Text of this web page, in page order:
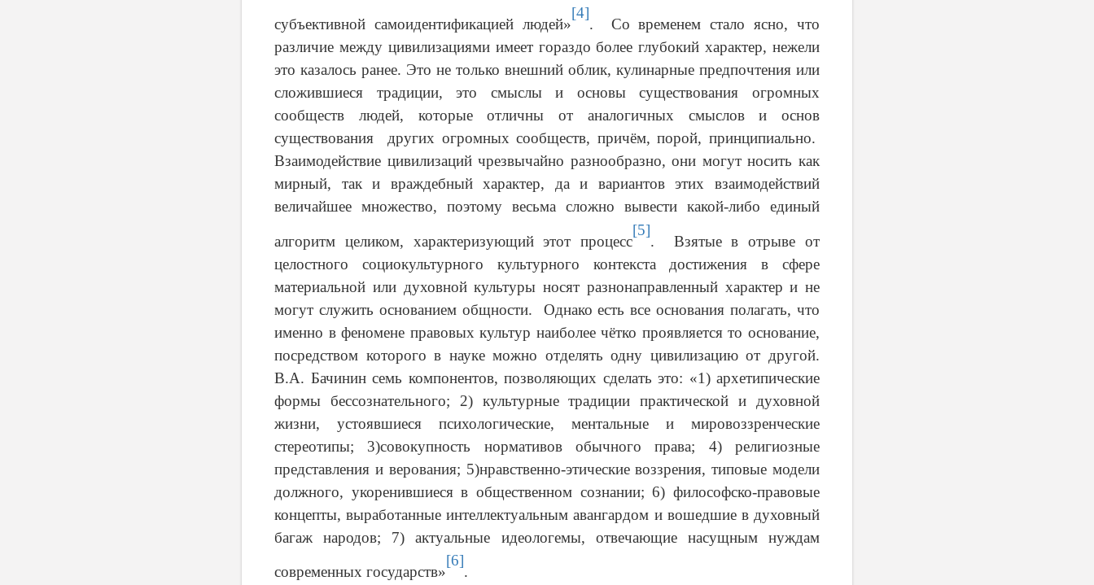
субъективной самоидентификацией людей»
[4]
. Со временем стало ясно, что
различие между цивилизациями имеет гораздо более глубокий характер, нежели
это казалось ранее. Это не только внешний облик, кулинарные предпочтения или
сложившиеся традиции, это смыслы и основы существования огромных
сообществ людей, которые отличны от аналогичных смыслов и основ
существования других огромных сообществ, причём, порой, принципиально.
Взаимодействие цивилизаций чрезвычайно разнообразно, они могут носить как
мирный, так и враждебный характер, да и вариантов этих взаимодействий
величайшее множество, поэтому весьма сложно вывести какой-либо единый
алгоритм целиком, характеризующий этот процесс
[5]
. Взятые в отрыве от
целостного социокультурного культурного контекста достижения в сфере
материальной или духовной культуры носят разнонаправленный характер и не
могут служить основанием общности. Однако есть все основания полагать, что
именно в феномене правовых культур наиболее чётко проявляется то основание,
посредством которого в науке можно отделять одну цивилизацию от другой.
В.А. Бачинин семь компонентов, позволяющих сделать это: «1) архетипические
формы бессознательного; 2) культурные традиции практической и духовной
жизни, устоявшиеся психологические, ментальные и мировоззренческие
стереотипы; 3)совокупность нормативов обычного права; 4) религиозные
представления и верования; 5)нравственно-этические воззрения, типовые модели
должного, укоренившиеся в общественном сознании; 6) философско-правовые
концепты, выработанные интеллектуальным авангардом и вошедшие в духовный
багаж народов; 7) актуальные идеологемы, отвечающие насущным нуждам
современных государств»
[6]
.